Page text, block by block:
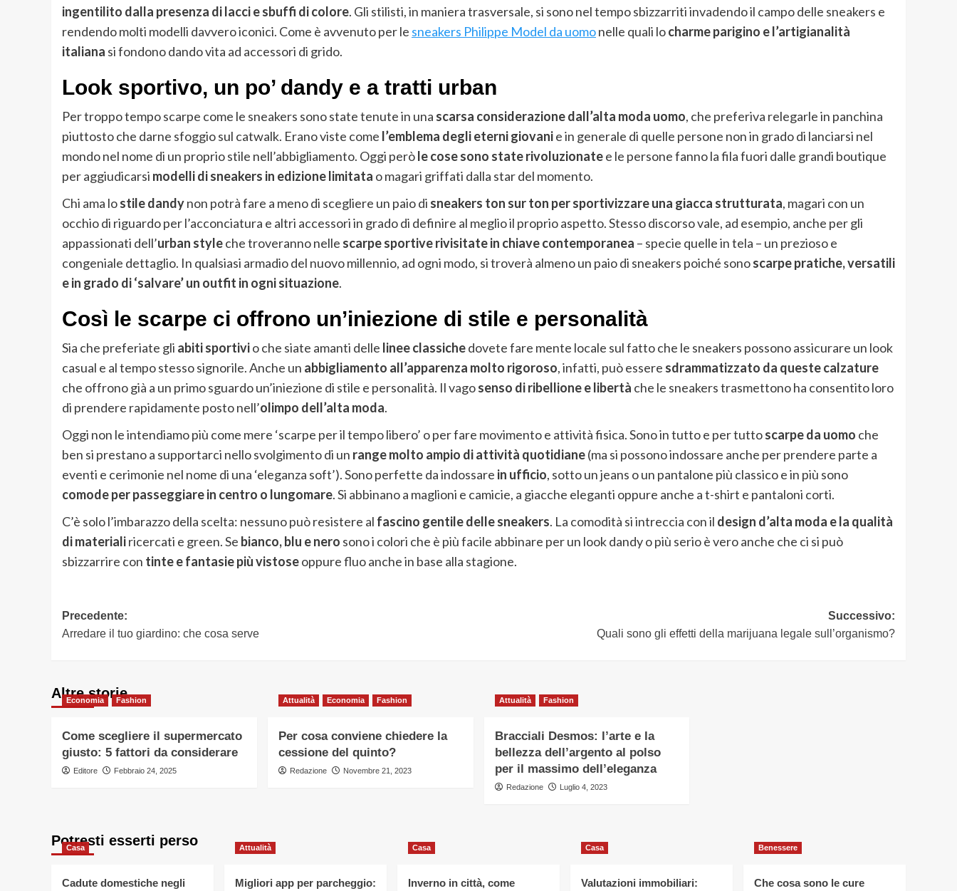
ingentilito dalla presenza di lacci e sbuffi di colore. Gli stilisti, in maniera trasversale, si sono nel tempo sbizzarriti invadendo il campo delle sneakers e
rendendo molti modelli davvero iconici. Come è avvenuto per le sneakers Philippe Model da uomonelle quali locharme parigino e l’artigianalità
italiana si fondono dando vita ad accessori di grido.
Look sportivo, un po’ dandy e a tratti urban
Per troppo tempo scarpe come le sneakers sono state tenute in una scarsa considerazione dall’alta moda uomo, che preferiva relegarle in panchina
piuttosto che darne sfoggio sul catwalk. Erano viste come l’emblema degli eterni giovanie in generale di quelle persone non in grado di lanciarsi nel
mondo nel nome di un proprio stile nell’abbigliamento. Oggi peròle cose sono state rivoluzionatee le persone fanno la fila fuori dalle grandi boutique
per aggiudicarsi modelli di sneakers in edizione limitata o magari griffati dalla star del momento.
Chi ama lostile dandynon potrà fare a meno di scegliere un paio di sneakers ton sur ton per sportivizzare una giacca strutturata, magari con un
occhio di riguardo per l’acconciatura e altri accessori in grado di definire al meglio il proprio aspetto. Stesso discorso vale, ad esempio, anche per gli
appassionati dell’urban styleche troveranno nelle scarpe sportive rivisitate in chiave contemporanea – specie quelle in tela – un prezioso e
congeniale dettaglio. In qualsiasi armadio del nuovo millennio, ad ogni modo, si troverà almeno un paio di sneakers poiché sonoscarpe pratiche, versatili
e in grado di ‘salvare’ un outfit in ogni situazione.
Così le scarpe ci offrono un’iniezione di stile e personalità
Sia che preferiate gli abiti sportivio che siate amanti delle linee classichedovete fare mente locale sul fatto che le sneakers possono assicurare un look
casual e al tempo stesso signorile. Anche un abbigliamento all’apparenza molto rigoroso, infatti, può essere sdrammatizzato da queste calzature
che offrono già a un primo sguardo un’iniezione di stile e personalità. Il vagosenso di ribellione e libertà che le sneakers trasmettono ha consentito loro
di prendere rapidamente posto nell’olimpo dell’alta moda.
Oggi non le intendiamo più come mere ‘scarpe per il tempo libero’ o per fare movimento e attività fisica. Sono in tutto e per tuttoscarpe da uomo che
ben si prestano a supportarci nello svolgimento di un range molto ampio di attività quotidiane(ma si possono indossare anche per prendere parte a
eventi e cerimonie nel nome di una ‘eleganza soft’). Sono perfette da indossare in ufficio, sotto un jeans o un pantalone più classico e in più sono
comode per passeggiare in centro o lungomare. Si abbinano a maglioni e camicie, a giacche eleganti oppure anche a t-shirt e pantaloni corti.
C’è solo l’imbarazzo della scelta: nessuno può resistere al fascino gentile delle sneakers. La comodità si intreccia con il design d’alta moda e la qualità
di materialiricercati e green. Se bianco, blu e nero sono i colori che è più facile abbinare per un look dandy o più serio è vero anche che ci si può
sbizzarrire con tinte e fantasie più vistoseoppure fluo anche in base alla stagione.
Navigazione
articolo
Precedente:
Arredare il tuo giardino: che cosa serve
Successivo:
Quali sono gli effetti della marijuana legale sull’organismo?
Altre storie
Economia Fashion
Come scegliere il supermercato
giusto: 5 fattori da considerare
Editore Febbraio 24, 2025
Attualità Economia Fashion
Per cosa conviene chiedere la
cessione del quinto?
Redazione Novembre 21, 2023
Attualità Fashion
Bracciali Desmos: l’arte e la
bellezza dell’argento al polso
per il massimo dell’eleganza
Redazione Luglio 4, 2023
Potresti esserti perso
Casa
Cadute domestiche negli
Attualità
Migliori app per parcheggio:
Casa
Inverno in città, come
Casa
Valutazioni immobiliari:
Benessere
Che cosa sono le cure